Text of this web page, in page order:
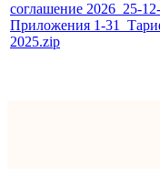
Приложения 1-
2025.zip